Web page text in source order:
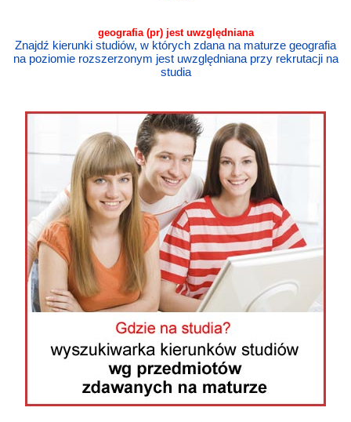
geografia (pr) jest uwzględniana
Znajdź kierunki studiów, w których zdana na maturze geografia
na poziomie rozszerzonym jest uwzględniana przy rekrutacji na
studia